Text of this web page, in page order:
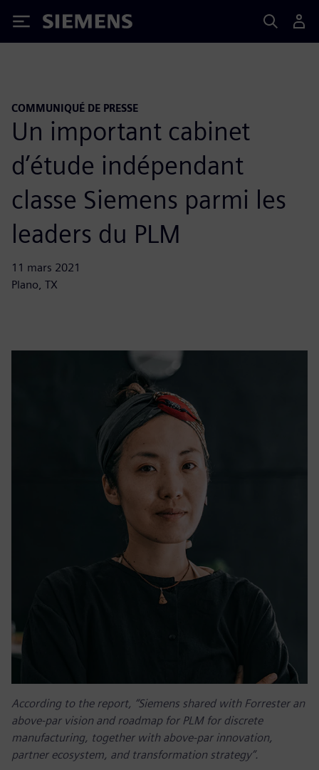
Siemens
COMMUNIQUÉ DE PRESSE
Un important cabinet
d’étude indépendant
classe Siemens parmi les
leaders du PLM
11 mars 2021
Plano, TX
According to the report, “Siemens shared with Forrester an
above-par vision and roadmap for PLM for discrete
manufacturing, together with above-par innovation,
partner ecosystem, and transformation strategy”.